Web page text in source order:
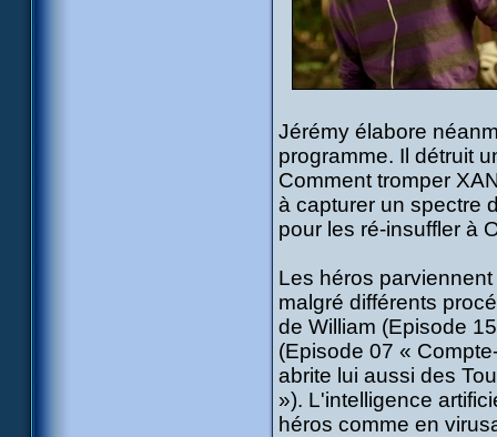
Jérémy élabore
programme. Il détruit
Comment tromper
à capturer un spectre
pour les ré-insuffler à
Les héros
malgré différents
de William (Episode
(Episode 07 «
abrite lui aussi des
»). L'intelligence
héros comme en